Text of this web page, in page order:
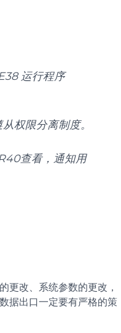
运行程序
权限分离制度。
查看，通知用
更改、系统参数的更改，
据出口一定要有严格的策